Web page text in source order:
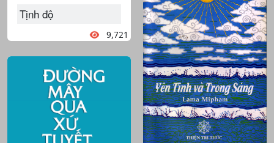
Tịnh độ
9,721